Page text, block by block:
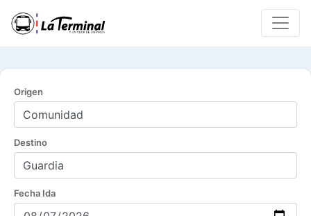
Origen
Destino
Fecha Ida